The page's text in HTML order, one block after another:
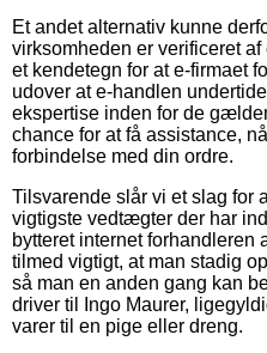
Et andet alternativ kunne
virksomheden er verificeret
et kendetegn for at e-firmaet
udover at e-handlen
ekspertise inden for de
chance for at få assistance,
forbindelse med din ordre.
Tilsvarende slår vi et slag for
vigtigste vedtægter der har
bytteret internet forhandleren
tilmed vigtigt, at man stadig
så man en anden gang kan
driver til Ingo Maurer,
varer til en pige eller dreng.